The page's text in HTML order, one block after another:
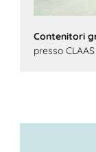
Contenitori
presso